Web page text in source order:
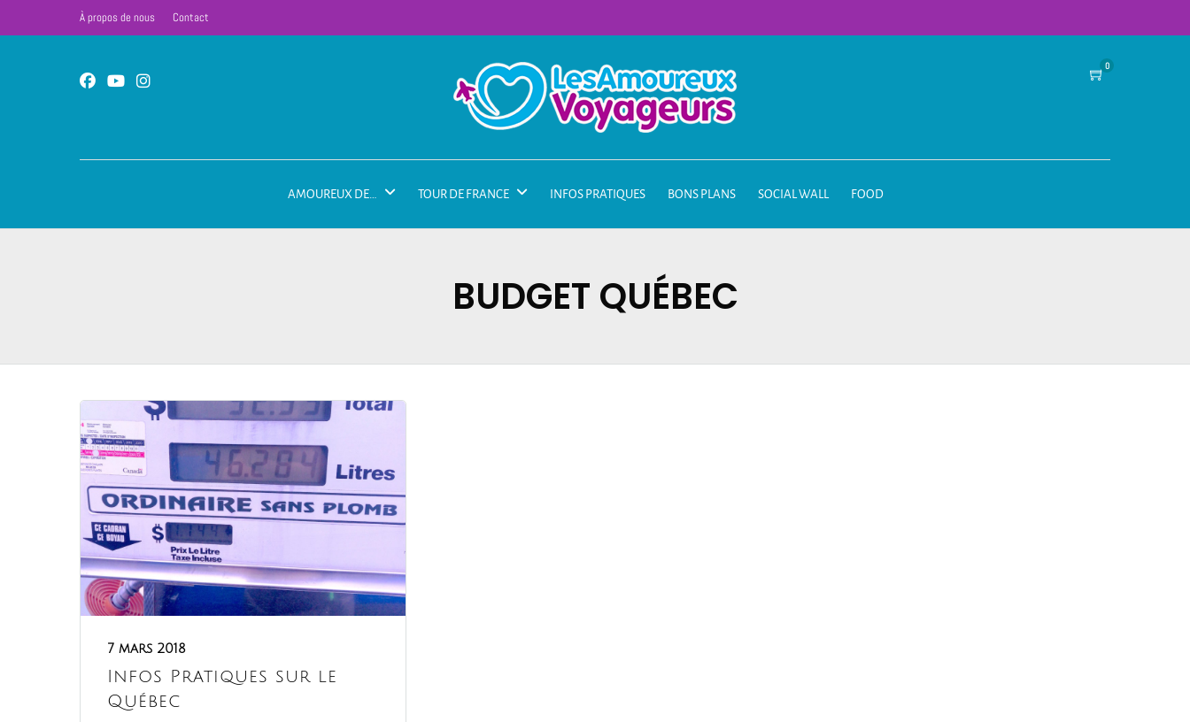
À propos de nous Contact
0
AMOUREUX DE… TOUR DE FRANCE INFOS PRATIQUES BONS PLANS SOCIAL WALL FOOD
BUDGET QUÉBEC
7 mars 2018
Infos Pratiques sur le
Québec